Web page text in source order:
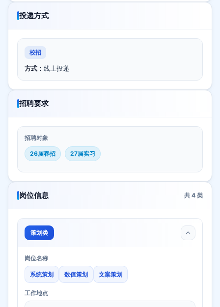
投递方式
校招
方式： 线上投递
招聘要求
招聘对象
26届春招 27届实习
岗位信息 共 4 类
策划类
岗位名称
系统策划 数值策划 文案策划
工作地点